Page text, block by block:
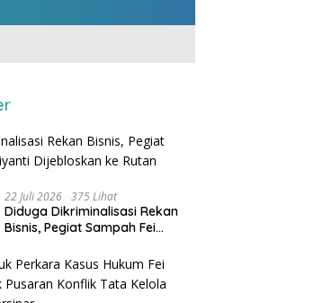
22 Juli 2026 375 Lihat
Diduga Dikriminalisasi Rekan
Bisnis, Pegiat Sampah Fei
Sukamiskin